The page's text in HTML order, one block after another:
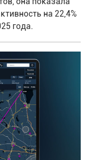
на 22,4%
года.